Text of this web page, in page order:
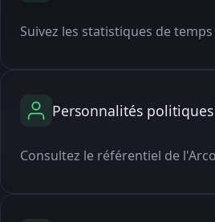
Suivez les statistiques de
Personnalités politiques
Consultez le référentiel de